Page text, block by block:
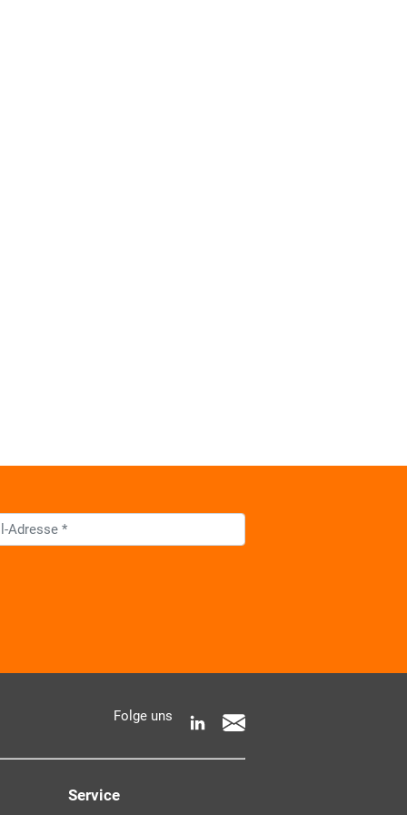
Datenschutzbedingungen
zur Verarbeitung meiner
Folge uns
Service